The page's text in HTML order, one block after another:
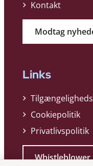
Kontakt
Modtag
Links
Cookiepolitik
Privatlivspolitik
Whistleblower